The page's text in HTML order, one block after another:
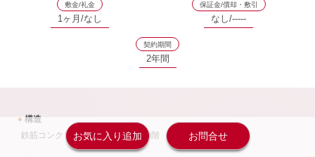
敷金/礼金 保証金/償却・敷引
1ヶ月/なし なし/-----
契約期間
2年間
● 構造
鉄筋コンクリート造 333戸 地上10階
お気に入り追加 お問合せ